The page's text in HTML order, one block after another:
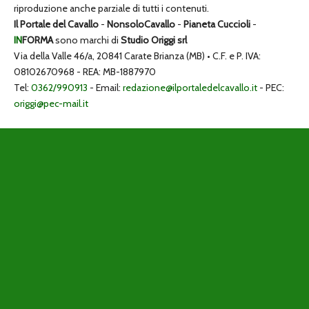
riproduzione anche parziale di tutti i contenuti.
Il Portale del Cavallo - NonsoloCavallo - Pianeta Cuccioli -
INFORMAsono marchi di Studio Origgi srl
Via della Valle 46/a, 20841 Carate Brianza (MB) • C.F. e P. IVA:
08102670968 - REA: MB-1887970
Tel: 0362/990913 - Email: redazione@ilportaledelcavallo.it - PEC:
origgi@pec-mail.it